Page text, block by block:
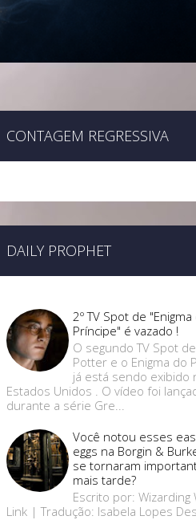
CONTAGEM REGRESSIVA
DAILY PROPHET
2º TV Spot de "Enigma
Príncipe" é vazado !
O segundo TV Spot
Potter e o Enigma do
já está sendo exibido
Estados Unidos . O vídeo foi
durante a série Gre...
Você notou esses
eggs na Borgin &
se tornaram
mais tarde?
Escrito por: Wizarding
Link | Tradução: Isabela Lopes